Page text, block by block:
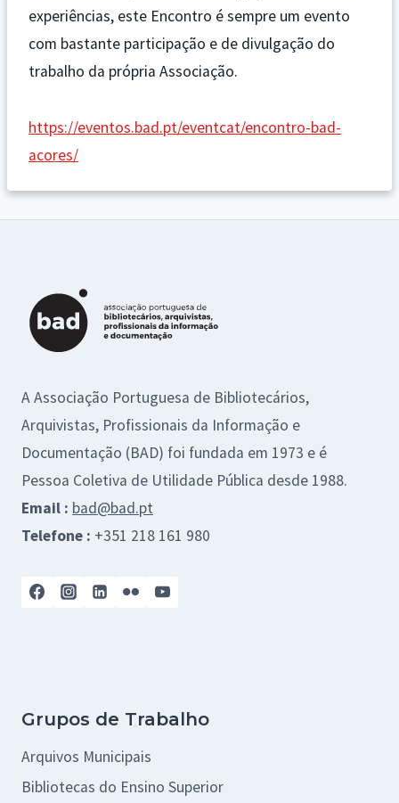
experiências, este Encontro é sempre um evento
com bastante participação e de divulgação do
trabalho da própria Associação.
https://eventos.bad.pt/eventcat/encontro-bad-
acores/
A Associação Portuguesa de Bibliotecários,
Arquivistas, Profissionais da Informação e
Documentação (BAD) foi fundada em 1973 e é
Pessoa Coletiva de Utilidade Pública desde 1988.
Email : bad@bad.pt
Telefone : +351 218 161 980
Grupos de Trabalho
Arquivos Municipais
Bibliotecas do Ensino Superior